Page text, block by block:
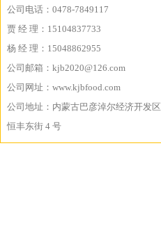
公司电话：0478-7849117
贾 经 理：15104837733
杨 经 理：15048862955
公司邮箱：kjb2020@126.com
公司网址：www.kjbfood.com
公司地址：内蒙古巴彦淖尔经济开发区
恒丰东街 4 号